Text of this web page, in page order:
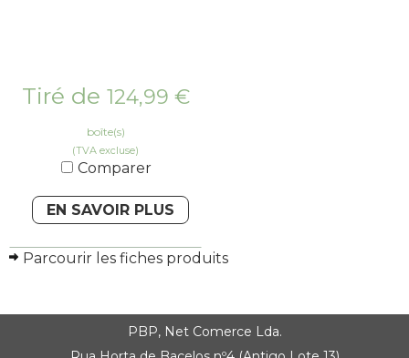
Tiré de 124,99 €
boîte(s)
(TVA excluse)
Comparer
EN SAVOIR PLUS
Parcourir les fiches produits
PBP, Net Comerce Lda.